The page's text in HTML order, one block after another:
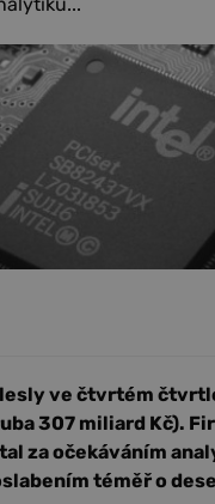
ve čtvrtém
307 miliard Kč).
za očekáváním
téměř o